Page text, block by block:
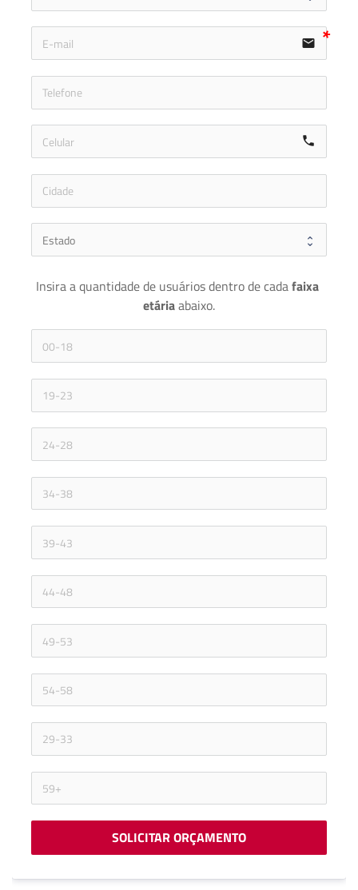
email
call
Insira a quantidade de usuários dentro de cada faixa
etária abaixo.
SOLICITAR ORÇAMENTO